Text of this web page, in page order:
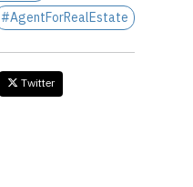
#AgentForRealEstate
Twitter